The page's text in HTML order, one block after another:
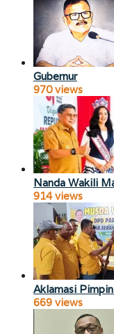
Gubernur
970 views
Nanda Wakili
914 views
Aklamasi
669 views